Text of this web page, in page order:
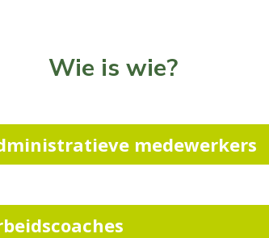
Wie is wie?
medewerkers